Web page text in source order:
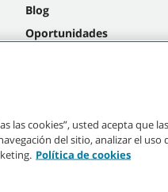
Blog
Oportunidades
las cookies”, usted acepta que
del sitio, analizar el uso
Política de cookies